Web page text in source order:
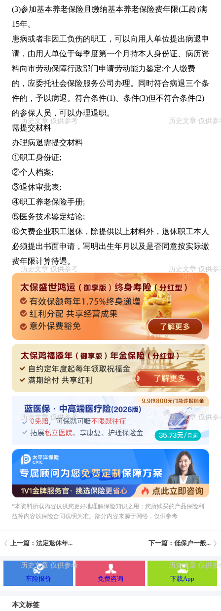
(3)参加基本养老保险且缴纳基本养老保险费年限(工龄)满
15年。
患病或者非因工负伤的职工，可以向用人单位提出病退申
请，由用人单位于每季度第一个月持本人身份证、病历资
料向市劳动保障行政部门申请劳动能力鉴定;个人缴费
的，应委托社会保险服务公司办理。同时符合病退三个条
件的，予以病退。符合条件(1)、条件(3)但不符合条件(2)
的参保人员，可以办理退职。
需提交材料
办理病退需提交材料
①职工身份证;
②个人档案;
③退休审批表;
④职工养老保险手册;
⑤医务技术鉴定结论;
⑥欠费企业职工退休，除提供以上材料外，退休职工本人
必须提出书面申请，写明出生年月以及是否同意按实际缴
费年限计算待遇。
*本资料所载內容仅供您更好地理解保险知识之用；您所购买的产品保险利
益等内容以保险合同载明为准。部分内容来源于网络，仅供参考
上一篇：法定退休年... 下一篇：低保户一般...
车险报价 免费咨询 下载App
本文标签